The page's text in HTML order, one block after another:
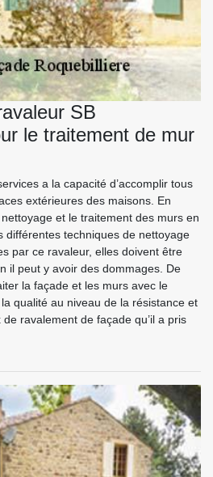
SB
le traitement de mur
a la capacité d’accomplir tous
extérieures des maisons. En
et le traitement des murs en
différentes techniques de nettoyage
par ce ravaleur, elles doivent être
il peut y avoir des dommages. De
la façade et les murs avec le
qualité au niveau de la résistance et
ravalement de façade qu’il a pris